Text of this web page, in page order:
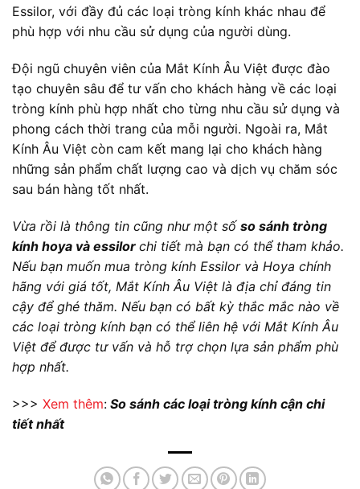
Essilor, với đầy đủ các loại tròng kính khác nhau để
phù hợp với nhu cầu sử dụng của người dùng.
Đội ngũ chuyên viên của Mắt Kính Âu Việt được đào
tạo chuyên sâu để tư vấn cho khách hàng về các loại
tròng kính phù hợp nhất cho từng nhu cầu sử dụng và
phong cách thời trang của mỗi người. Ngoài ra, Mắt
Kính Âu Việt còn cam kết mang lại cho khách hàng
những sản phẩm chất lượng cao và dịch vụ chăm sóc
sau bán hàng tốt nhất.
Vừa rồi là thông tin cũng như một số so sánh tròng
kính hoya và essilor chi tiết mà bạn có thể tham khảo.
Nếu bạn muốn mua tròng kính Essilor và Hoya chính
hãng với giá tốt, Mắt Kính Âu Việt là địa chỉ đáng tin
cậy để ghé thăm. Nếu bạn có bất kỳ thắc mắc nào về
các loại tròng kính bạn có thể liên hệ với Mắt Kính Âu
Việt để được tư vấn và hỗ trợ chọn lựa sản phẩm phù
hợp nhất.
>>> Xem thêm: So sánh các loại tròng kính cận chi
tiết nhất